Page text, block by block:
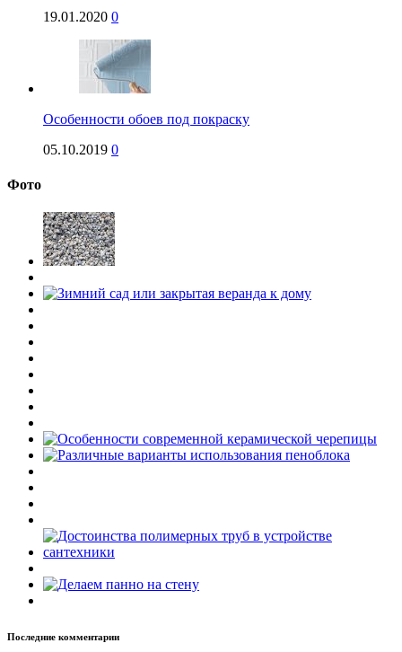
19.01.2020 0
Особенности обоев под покраску
05.10.2019 0
Фото
Последние комментарии